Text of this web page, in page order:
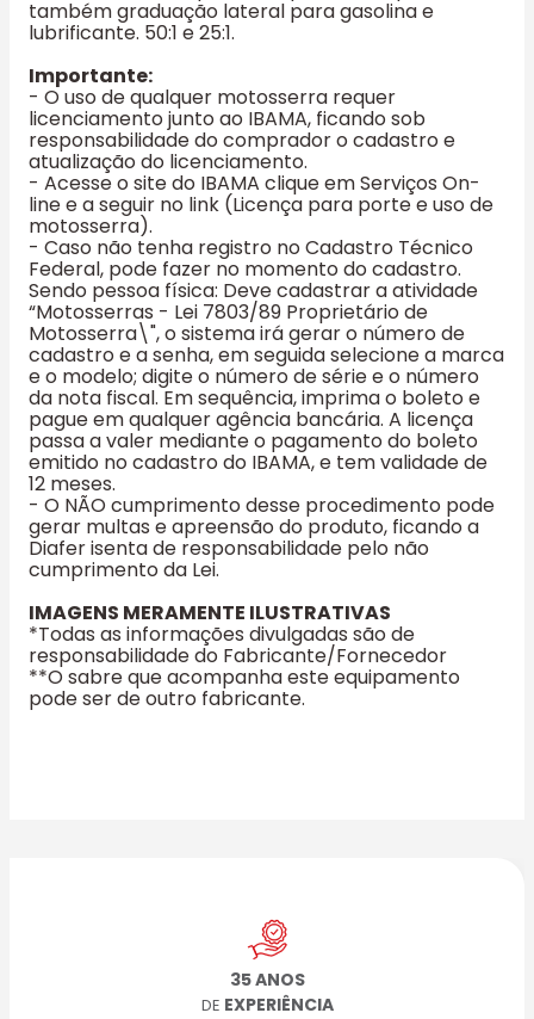
também graduação lateral para gasolina e
lubrificante. 50:1 e 25:1.
Importante:
- O uso de qualquer motosserra requer
licenciamento junto ao IBAMA, ficando sob
responsabilidade do comprador o cadastro e
atualização do licenciamento.
- Acesse o site do IBAMA clique em Serviços On-
line e a seguir no link (Licença para porte e uso de
motosserra).
- Caso não tenha registro no Cadastro Técnico
Federal, pode fazer no momento do cadastro.
Sendo pessoa física: Deve cadastrar a atividade
“Motosserras - Lei 7803/89 Proprietário de
Motosserra\", o sistema irá gerar o número de
cadastro e a senha, em seguida selecione a marca
e o modelo; digite o número de série e o número
da nota fiscal. Em sequência, imprima o boleto e
pague em qualquer agência bancária. A licença
passa a valer mediante o pagamento do boleto
emitido no cadastro do IBAMA, e tem validade de
12 meses.
- O NÃO cumprimento desse procedimento pode
gerar multas e apreensão do produto, ficando a
Diafer isenta de responsabilidade pelo não
cumprimento da Lei.
IMAGENS MERAMENTE ILUSTRATIVAS
*Todas as informações divulgadas são de
responsabilidade do Fabricante/Fornecedor
**O sabre que acompanha este equipamento
pode ser de outro fabricante.
35 ANOS
DE EXPERIÊNCIA